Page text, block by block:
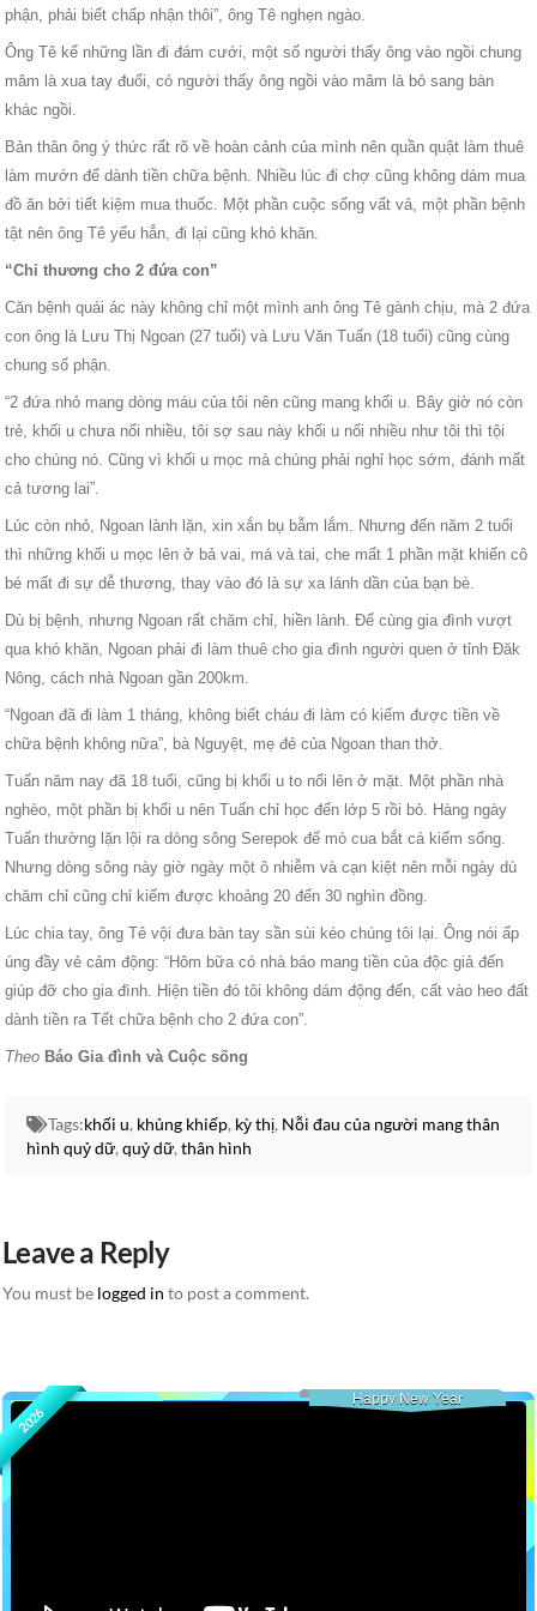
phận, phải biết chấp nhận thôi”, ông Tê nghẹn ngào.
Ông Tê kể những lần đi đám cưới, một số người thấy ông vào ngồi chung
mâm là xua tay đuổi, có người thấy ông ngồi vào mâm là bỏ sang bàn
khác ngồi.
Bản thân ông ý thức rất rõ về hoàn cảnh của mình nên quần quật làm thuê
làm mướn để dành tiền chữa bệnh. Nhiều lúc đi chợ cũng không dám mua
đồ ăn bởi tiết kiệm mua thuốc. Một phần cuộc sống vất vả, một phần bệnh
tật nên ông Tê yếu hẳn, đi lại cũng khó khăn.
“Chỉ thương cho 2 đứa con”
Căn bệnh quái ác này không chỉ một mình anh ông Tê gành chịu, mà 2 đứa
con ông là Lưu Thị Ngoan (27 tuổi) và Lưu Văn Tuấn (18 tuổi) cũng cùng
chung số phận.
“2 đứa nhỏ mang dòng máu của tôi nên cũng mang khối u. Bây giờ nó còn
trẻ, khối u chưa nổi nhiều, tôi sợ sau này khối u nổi nhiều như tôi thì tội
cho chúng nó. Cũng vì khối u mọc mà chúng phải nghỉ học sớm, đánh mất
cả tương lai”.
Lúc còn nhỏ, Ngoan lành lặn, xin xắn bụ bẫm lắm. Nhưng đến năm 2 tuổi
thì những khối u mọc lên ở bả vai, má và tai, che mất 1 phần mặt khiến cô
bé mất đi sự dễ thương, thay vào đó là sự xa lánh dần của bạn bè.
Dù bị bệnh, nhưng Ngoan rất chăm chỉ, hiền lành. Để cùng gia đình vượt
qua khó khăn, Ngoan phải đi làm thuê cho gia đình người quen ở tỉnh Đăk
Nông, cách nhà Ngoan gần 200km.
“Ngoan đã đi làm 1 tháng, không biết cháu đi làm có kiếm được tiền về
chữa bệnh không nữa”, bà Nguyệt, mẹ đẻ của Ngoan than thở.
Tuấn năm nay đã 18 tuổi, cũng bị khối u to nổi lên ở mặt. Một phần nhà
nghèo, một phần bị khối u nên Tuấn chỉ học đến lớp 5 rồi bỏ. Hàng ngày
Tuấn thường lặn lội ra dòng sông Serepok để mò cua bắt cá kiếm sống.
Nhưng dòng sông này giờ ngày một ô nhiễm và cạn kiệt nên mỗi ngày dù
chăm chỉ cũng chỉ kiếm được khoảng 20 đến 30 nghìn đồng.
Lúc chia tay, ông Tê vội đưa bàn tay sần sùi kéo chúng tôi lại. Ông nói ấp
úng đầy vẻ cảm động: “Hôm bữa có nhà báo mang tiền của độc giả đến
giúp đỡ cho gia đình. Hiện tiền đó tôi không dám động đến, cất vào heo đất
dành tiền ra Tết chữa bệnh cho 2 đứa con”.
Theo Báo Gia đình và Cuộc sống
Tags:khối u, khủng khiếp, kỳ thị, Nỗi đau của người mang thân
hình quỷ dữ, quỷ dữ, thân hình
Leave a Reply
You must be logged in to post a comment.
2026
Happy New Year